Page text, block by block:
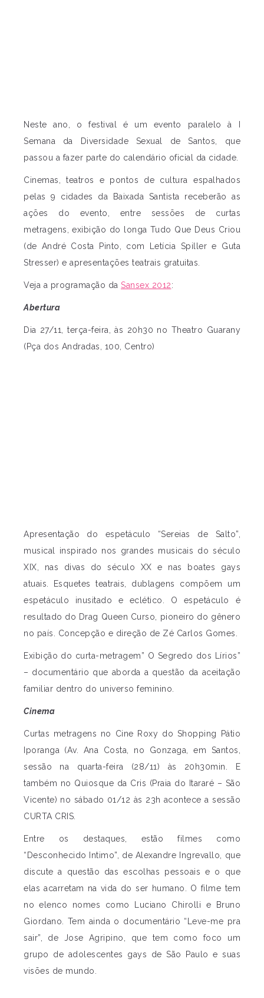
Neste ano, o festival é um evento paralelo à I
Semana da Diversidade Sexual de Santos, que
passou a fazer parte do calendário oficial da cidade.
Cinemas, teatros e pontos de cultura espalhados
pelas 9 cidades da Baixada Santista receberão as
ações do evento, entre sessões de curtas
metragens, exibição do longa Tudo Que Deus Criou
(de André Costa Pinto, com Letícia Spiller e Guta
Stresser) e apresentações teatrais gratuitas.
Veja a programação da Sansex 2012:
Abertura
Dia 27/11, terça-feira, às 20h30 no Theatro Guarany
(Pça dos Andradas, 100, Centro)
Apresentação do espetáculo “Sereias de Salto”,
musical inspirado nos grandes musicais do século
XIX, nas divas do século XX e nas boates gays
atuais. Esquetes teatrais, dublagens compõem um
espetáculo inusitado e eclético. O espetáculo é
resultado do Drag Queen Curso, pioneiro do gênero
no país. Concepção e direção de Zé Carlos Gomes.
Exibição do curta-metragem” O Segredo dos Lírios”
– documentário que aborda a questão da aceitação
familiar dentro do universo feminino.
Cinema
Curtas metragens no Cine Roxy do Shopping Pátio
Iporanga (Av. Ana Costa, no Gonzaga, em Santos,
sessão na quarta-feira (28/11) às 20h30min. E
também no Quiosque da Cris (Praia do Itararé – São
Vicente) no sábado 01/12 às 23h acontece a sessão
CURTA CRIS.
Entre os destaques, estão filmes como
“Desconhecido Intimo”, de Alexandre Ingrevallo, que
discute a questão das escolhas pessoais e o que
elas acarretam na vida do ser humano. O filme tem
no elenco nomes como Luciano Chirolli e Bruno
Giordano. Tem ainda o documentário “Leve-me pra
sair”, de Jose Agripino, que tem como foco um
grupo de adolescentes gays de São Paulo e suas
visões de mundo.